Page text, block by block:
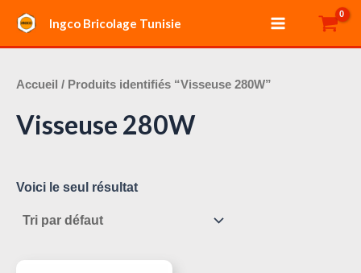
contenu
Ingco Bricolage Tunisie
Main
Menu
Accueil / Produits identifiés “Visseuse 280W”
Visseuse 280W
Voici le seul résultat